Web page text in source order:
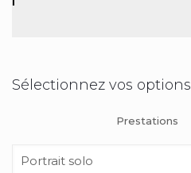
Sélectionnez vos options
Prestations